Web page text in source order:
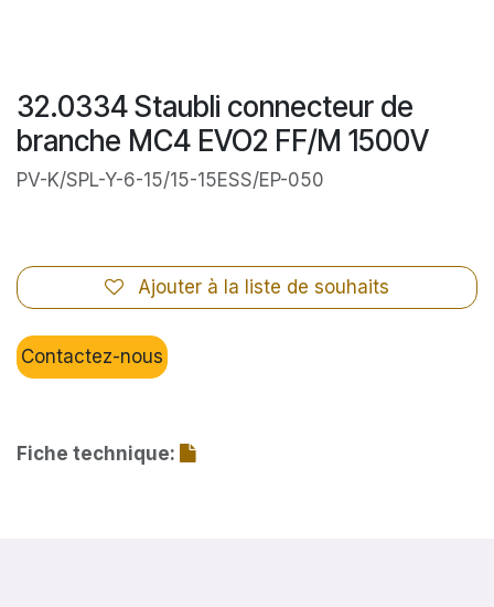
32.0334 Staubli connecteur de
branche MC4 EVO2 FF/M 1500V
PV-K/SPL-Y-6-15/15-15ESS/EP-050
Ajouter à la liste de souhaits
Contactez-nous
Fiche technique: